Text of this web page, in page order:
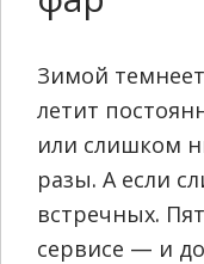
Зимой
летит
или слишком
разы. А если
встречных.
сервисе — и